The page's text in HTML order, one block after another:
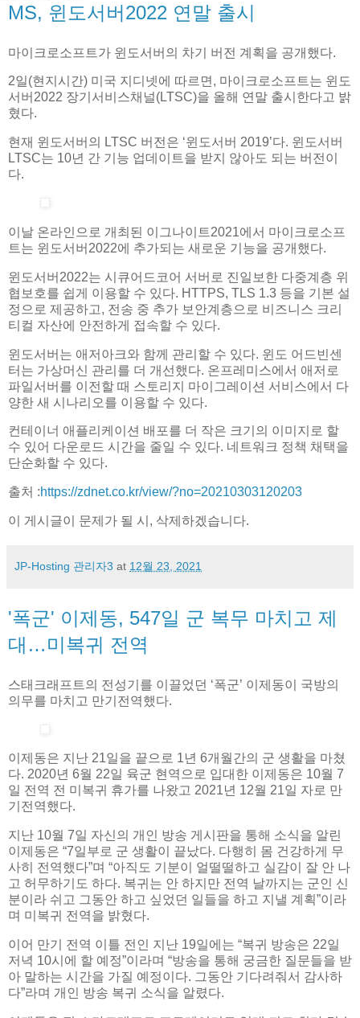
MS, 윈도서버2022 연말 출시
마이크로소프트가 윈도서버의 차기 버전 계획을 공개했다.
2일(현지시간) 미국 지디넷에 따르면, 마이크로소프트는 윈도
서버2022 장기서비스채널(LTSC)을 올해 연말 출시한다고 밝
혔다.
현재 윈도서버의 LTSC 버전은 ‘윈도서버 2019’다. 윈도서버
LTSC는 10년 간 기능 업데이트을 받지 않아도 되는 버전이
다.
이날 온라인으로 개최된 이그나이트2021에서 마이크로소프
트는 윈도서버2022에 추가되는 새로운 기능을 공개했다.
윈도서버2022는 시큐어드코어 서버로 진일보한 다중계층 위
협보호를 쉽게 이용할 수 있다. HTTPS, TLS 1.3 등을 기본 설
정으로 제공하고, 전송 중 추가 보안계층으로 비즈니스 크리
티컬 자산에 안전하게 접속할 수 있다.
윈도서버는 애저아크와 함께 관리할 수 있다. 윈도 어드빈센
터는 가상머신 관리를 더 개선했다. 온프레미스에서 애저로
파일서버를 이전할 때 스토리지 마이그레이션 서비스에서 다
양한 새 시나리오를 이용할 수 있다.
컨테이너 애플리케이션 배포를 더 작은 크기의 이미지로 할
수 있어 다운로드 시간을 줄일 수 있다. 네트워크 정책 채택을
단순화할 수 있다.
출처 :https://zdnet.co.kr/view/?no=20210303120203
이 게시글이 문제가 될 시, 삭제하겠습니다.
JP-Hosting 관리자3 at 12월 23, 2021
'폭군' 이제동, 547일 군 복무 마치고 제
대…미복귀 전역
스태크래프트의 전성기를 이끌었던 ‘폭군’ 이제동이 국방의
의무를 마치고 만기전역했다.
이제동은 지난 21일을 끝으로 1년 6개월간의 군 생활을 마쳤
다. 2020년 6월 22일 육군 현역으로 입대한 이제동은 10월 7
일 전역 전 미복귀 휴가를 나왔고 2021년 12월 21일 자로 만
기전역했다.
지난 10월 7일 자신의 개인 방송 게시판을 통해 소식을 알린
이제동은 “7일부로 군 생활이 끝났다. 다행히 몸 건강하게 무
사히 전역했다”며 “아직도 기분이 얼떨떨하고 실감이 잘 안 나
고 허무하기도 하다. 복귀는 안 하지만 전역 날까지는 군인 신
분이라 쉬고 그동안 하고 싶었던 일들을 하고 지낼 계획”이라
며 미복귀 전역을 밝혔다.
이어 만기 전역 이틀 전인 지난 19일에는 “복귀 방송은 22일
저녁 10시에 할 예정”이라며 “방송을 통해 궁금한 질문들을 받
아 말하는 시간을 가질 예정이다. 그동안 기다려줘서 감사하
다”라며 개인 방송 복귀 소식을 알렸다.